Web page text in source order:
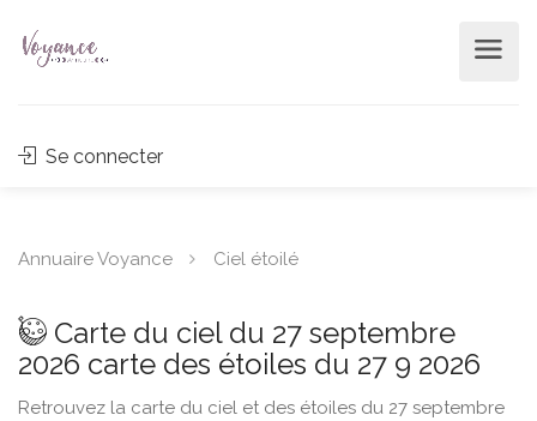
Se connecter
Annuaire Voyance Ciel étoilé
Carte du ciel du 27 septembre
2026 carte des étoiles du 27 9 2026
Retrouvez la carte du ciel et des étoiles du 27 septembre